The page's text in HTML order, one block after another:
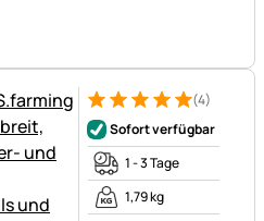
Bewertung: 5 von 5 (4
4 Bewertungen
(4)
Sofort verfügbar
1 - 3 Tage
1,79 kg